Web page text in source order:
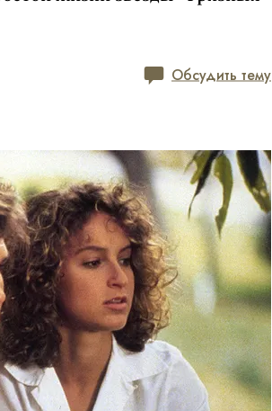
Обсудить тему